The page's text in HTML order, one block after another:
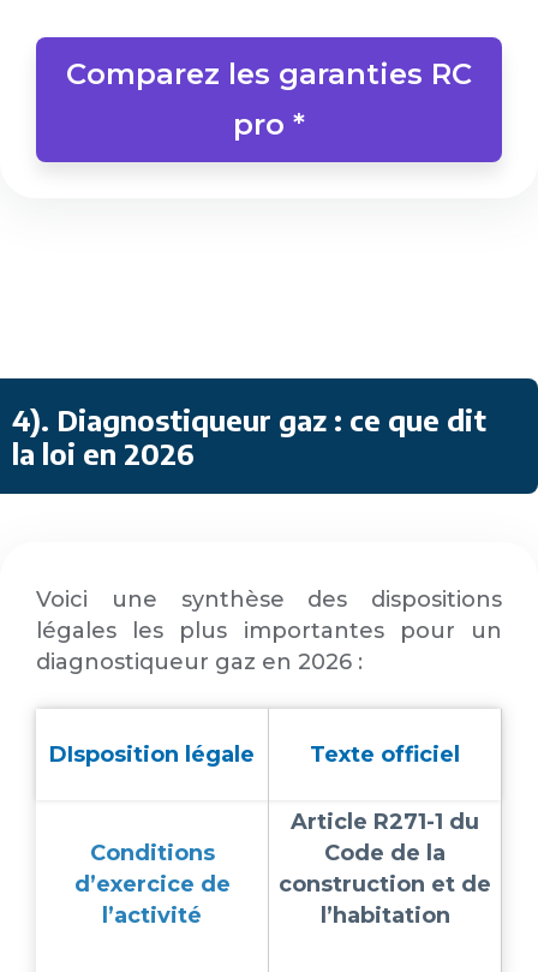
Comparez les garanties RC
pro *
4). Diagnostiqueur gaz : ce que dit
la loi en 2026
Voici une synthèse des dispositions
légales les plus importantes pour un
diagnostiqueur gaz en 2026 :
DIsposition légale Texte officiel
Conditions
d’exercice de
l’activité
Article R271-1 du
Code de la
construction et de
l’habitation